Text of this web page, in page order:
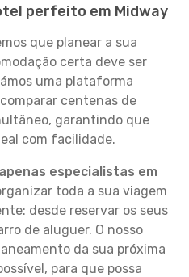
perfeito em Midway
que planear a sua
certa deve ser
uma plataforma
centenas de
garantindo que
com facilidade.
especialistas em
toda a sua viagem
desde reservar os seus
de aluguer. O nosso
da sua próxima
para que possa